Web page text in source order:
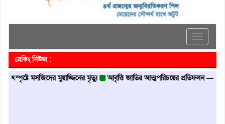
Toggle
ব্রেকিং নিউজ :
মসজিদের মুয়াজ্জিনের মৃত্যু আবৃত্তি জাতির আত্মপরিচয়ের প্রতিফলন — সংস্কৃতি